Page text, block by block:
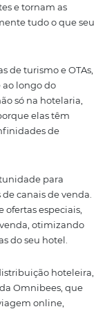
e
(as OTAs)
afinal são
indireto ao
clientes e tornam
tudo o
de turismo